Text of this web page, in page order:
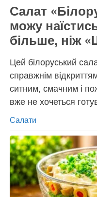
Салат
можу
більше, ніж
Цей білоруський
справжнім
ситним, смачним і
вже не хочеться
Категорії
Салати